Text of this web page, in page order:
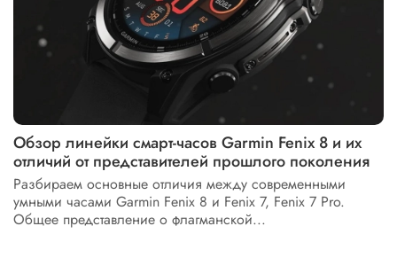
Обзор линейки смарт-часов Garmin Fenix 8 и их
отличий от представителей прошлого поколения
Разбираем основные отличия между современными
умными часами Garmin Fenix 8 и Fenix 7, Fenix 7 Pro.
Общее представление о флагманской...